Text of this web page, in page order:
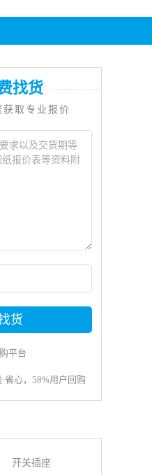
找货
取专业报价
货
平台
省心，58%用户回购
开关插座